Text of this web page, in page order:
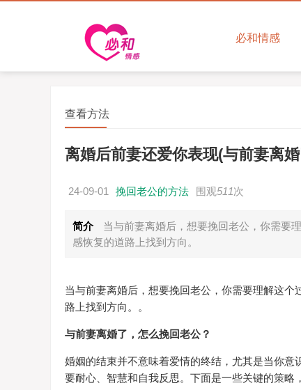
必和情感
查看方法
离婚后前妻还爱你表现(与前妻离
24-09-01 挽回老公的方法 围观511次
简介
当与前妻离婚后，想要挽回老公，你需要
感恢复的道路上找到方向。
当与前妻离婚后，想要挽回老公，你需要理解这
路上找到方向。。
与前妻离婚了，怎么挽回老公？
婚姻的结束并不意味着爱情的终结，尤其是当你
要耐心、智慧和自我反思。下面是一些关键的策略